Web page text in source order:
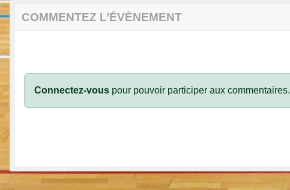
COMMENTEZ L’ÉVÈNEMENT
Connectez-vous pour pouvoir participer aux commentaires.